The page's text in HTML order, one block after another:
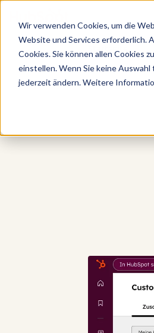
Wir verwenden Cookies, um die
Website und Services erforderlich.
Cookies. Sie können allen Cookies
einstellen. Wenn Sie keine
jederzeit ändern. Weitere
Startseite